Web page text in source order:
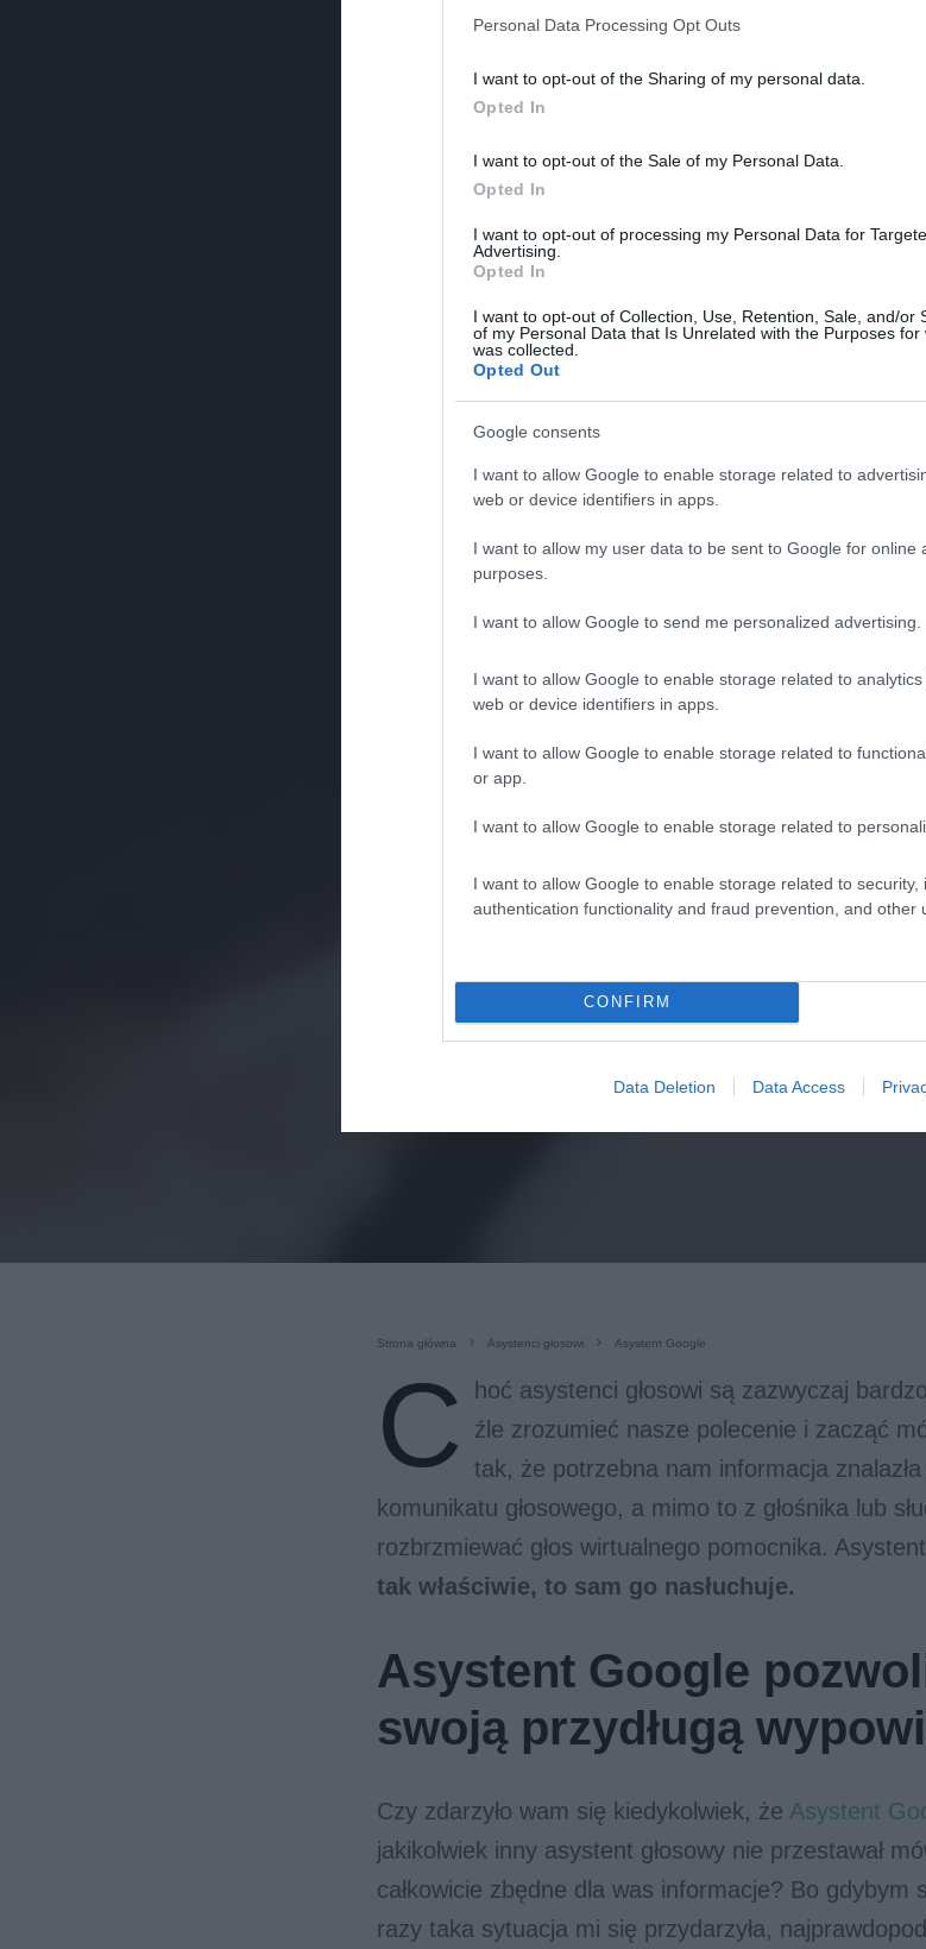
Personal Data Processing Opt Outs
I want to opt-out of the Sharing of my personal data.
Opted In
I want to opt-out of the Sale of my Personal Data.
Opted In
I want to opt-out of processing my Personal Data for
Advertising.
Opted In
I want to opt-out of Collection, Use, Retention, Sale, and/or
of my Personal Data that Is Unrelated with the Purposes for
was collected.
Opted Out
Google consents
I want to allow Google to enable storage related to
web or device identifiers in apps.
I want to allow my user data to be sent to Google for online
purposes.
I want to allow Google to send me personalized advertising.
I want to allow Google to enable storage related to
web or device identifiers in apps.
I want to allow Google to enable storage related to
or app.
I want to allow Google to enable storage related to
I want to allow Google to enable storage related to security,
authentication functionality and fraud prevention, and other
CONFIRM
Data Deletion Data Access
Strona główna Asystenci głosowi Asystent Google
C
hoć asystenci głosowi są zazwyczaj
źle zrozumieć nasze polecenie i zacząć
tak, że potrzebna nam informacja
komunikatu głosowego, a mimo to z głośnika lub
rozbrzmiewać głos wirtualnego pomocnika.
tak właściwie, to sam go nasłuchuje.
Asystent Google
swoją przydługą
Czy zdarzyło wam się kiedykolwiek, że Asystent
jakikolwiek inny asystent głosowy nie przestawał
całkowicie zbędne dla was informacje? Bo gdybym
razy taka sytuacja mi się przydarzyła,